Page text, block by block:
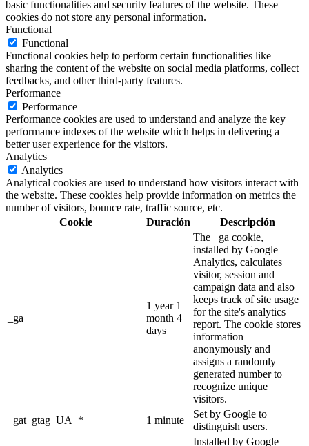
basic functionalities and security features of the website. These
cookies do not store any personal information.
Functional
Functional
Functional cookies help to perform certain functionalities like
sharing the content of the website on social media platforms, collect
feedbacks, and other third-party features.
Performance
Performance
Performance cookies are used to understand and analyze the key
performance indexes of the website which helps in delivering a
better user experience for the visitors.
Analytics
Analytics
Analytical cookies are used to understand how visitors interact with
the website. These cookies help provide information on metrics the
number of visitors, bounce rate, traffic source, etc.
Cookie
Duración Descripción
_ga
1 year 1
month 4
days
The _ga cookie,
installed by Google
Analytics, calculates
visitor, session and
campaign data and also
keeps track of site usage
for the site's analytics
report. The cookie stores
information
anonymously and
assigns a randomly
generated number to
recognize unique
visitors.
_gat_gtag_UA_*
1 minute
Set by Google to
distinguish users.
Installed by Google